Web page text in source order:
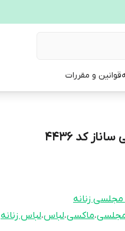
قوانین و مقررات
کد 4436
زنانه
،ماکسی،لباس،لباس زنانه